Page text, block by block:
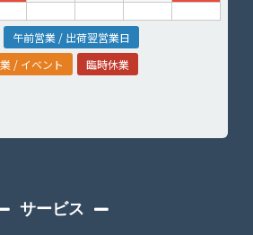
午前営業 / 出荷翌営業日
/ イベント 臨時休業
サービス